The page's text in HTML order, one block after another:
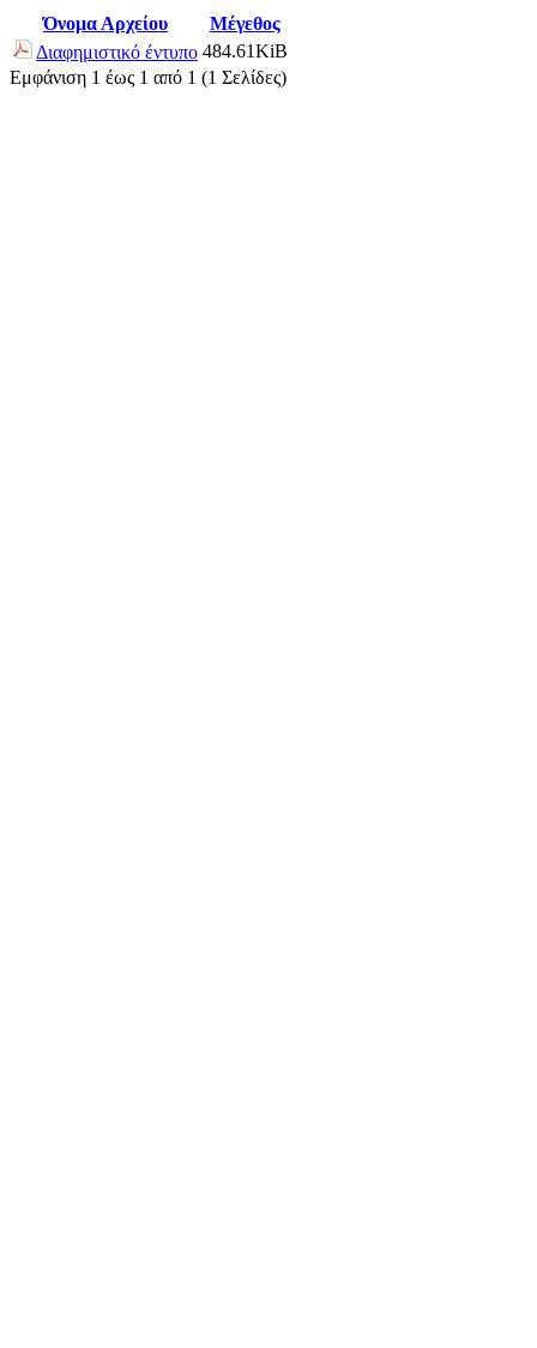
Όνομα Αρχείου
Μέγεθος
Διαφημιστικό έντυπο 484.61KiB
Εμφάνιση 1 έως 1 από 1 (1 Σελίδες)